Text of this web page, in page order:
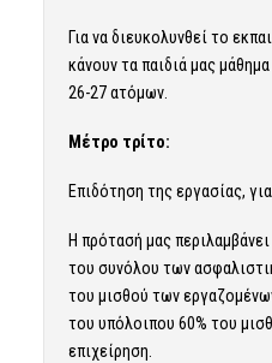
Για να διευκολυνθεί το
κάνουν τα παιδιά μας
26-27 ατόμων.
Μέτρο τρίτο:
Επιδότηση της εργασίας,
Η πρότασή μας
του συνόλου των
του μισθού των
του υπόλοιπου 60% του
επιχείρηση.